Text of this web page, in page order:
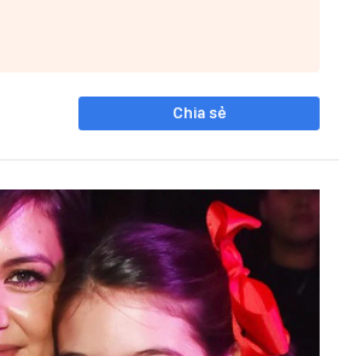
Chia sẻ